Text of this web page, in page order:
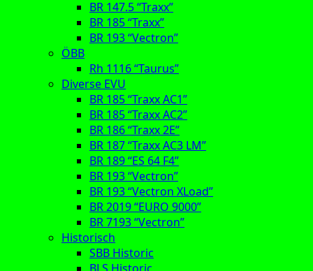
BR 147.5 “Traxx”
BR 185 “Traxx”
BR 193 “Vectron”
ÖBB
Rh 1116 “Taurus”
Diverse EVU
BR 185 “Traxx AC1”
BR 185 “Traxx AC2”
BR 186 “Traxx 2E”
BR 187 “Traxx AC3 LM”
BR 189 “ES 64 F4”
BR 193 “Vectron”
BR 193 “Vectron XLoad”
BR 2019 “EURO 9000”
BR 7193 “Vectron”
Historisch
SBB Historic